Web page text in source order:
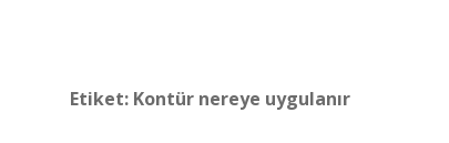
Etiket: Kontür nereye uygulanır